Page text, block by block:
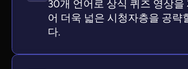
30개 언어로 상식 퀴즈 영상을
어 더욱 넓은 시청자층을 공략
다.